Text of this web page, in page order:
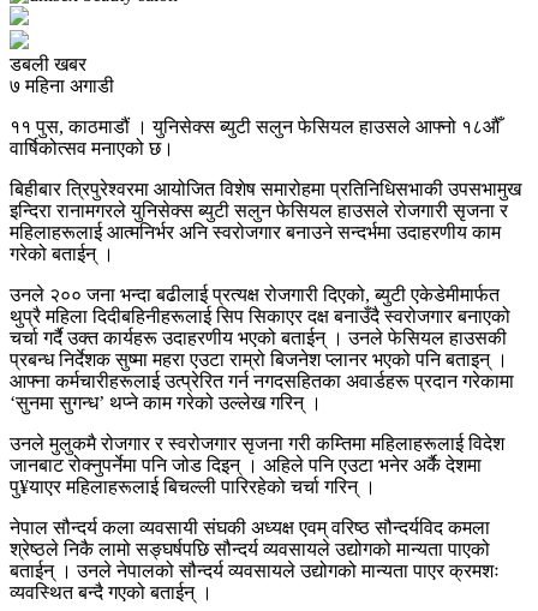
डबली खबर
७ महिना अगाडी
११ पुस, काठमाडौं । युनिसेक्स ब्युटी सलुन फेसियल हाउसले आफ्नो १८औँ
वार्षिकोत्सव मनाएको छ।
बिहीबार त्रिपुरेश्वरमा आयोजित विशेष समारोहमा प्रतिनिधिसभाकी उपसभामुख
इन्दिरा रानामगरले युनिसेक्स ब्युटी सलुन फेसियल हाउसले रोजगारी सृजना र
महिलाहरूलाई आत्मनिर्भर अनि स्वरोजगार बनाउने सन्दर्भमा उदाहरणीय काम
गरेको बताईन् ।
उनले २०० जना भन्दा बढीलाई प्रत्यक्ष रोजगारी दिएको, ब्युटी एकेडेमीमार्फत
थुप्रै महिला दिदीबहिनीहरूलाई सिप सिकाएर दक्ष बनाउँदै स्वरोजगार बनाएको
चर्चा गर्दै उक्त कार्यहरू उदाहरणीय भएको बताईन् । उनले फेसियल हाउसकी
प्रबन्ध निर्देशक सुष्मा महरा एउटा राम्रो बिजनेश प्लानर भएको पनि बताइन् ।
आफ्ना कर्मचारीहरूलाई उत्प्रेरित गर्न नगदसहितका अवार्डहरू प्रदान गरेकामा
‘सुनमा सुगन्ध’ थप्ने काम गरेको उल्लेख गरिन् ।
उनले मुलुकमै रोजगार र स्वरोजगार सृजना गरी कम्तिमा महिलाहरूलाई विदेश
जानबाट रोक्नुपर्नेमा पनि जोड दिइन् । अहिले पनि एउटा भनेर अर्कै देशमा
पु¥याएर महिलाहरूलाई बिचल्ली पारिरहेको चर्चा गरिन् ।
नेपाल सौन्दर्य कला व्यवसायी संघकी अध्यक्ष एवम् वरिष्ठ सौन्दर्यविद कमला
श्रेष्ठले निकै लामो सङ्घर्षपछि सौन्दर्य व्यवसायले उद्योगको मान्यता पाएको
बताईन् । उनले नेपालको सौन्दर्य व्यवसायले उद्योगको मान्यता पाएर क्रमशः
व्यवस्थित बन्दै गएको बताईन् ।